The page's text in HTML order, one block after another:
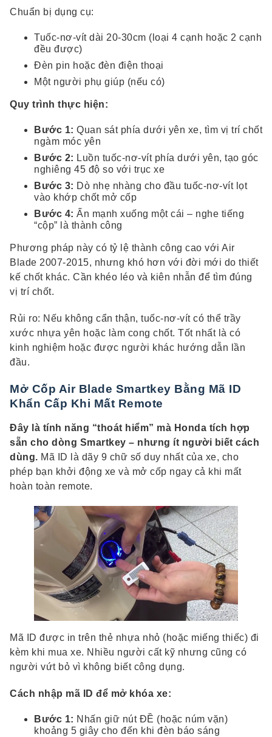
Chuẩn bị dụng cụ:
Tuốc-nơ-vít dài 20-30cm (loại 4 cạnh hoặc 2 cạnh
đều được)
Đèn pin hoặc đèn điện thoại
Một người phụ giúp (nếu có)
Quy trình thực hiện:
Bước 1: Quan sát phía dưới yên xe, tìm vị trí chốt
ngàm móc yên
Bước 2: Luồn tuốc-nơ-vít phía dưới yên, tạo góc
nghiêng 45 độ so với trục xe
Bước 3: Dò nhẹ nhàng cho đầu tuốc-nơ-vít lọt
vào khớp chốt mở cốp
Bước 4: Ấn mạnh xuống một cái – nghe tiếng
“cộp” là thành công
Phương pháp này có tỷ lệ thành công cao với Air
Blade 2007-2015, nhưng khó hơn với đời mới do thiết
kế chốt khác. Cần khéo léo và kiên nhẫn để tìm đúng
vị trí chốt.
Rủi ro: Nếu không cẩn thận, tuốc-nơ-vít có thể trầy
xước nhựa yên hoặc làm cong chốt. Tốt nhất là có
kinh nghiệm hoặc được người khác hướng dẫn lần
đầu.
Mở Cốp Air Blade Smartkey Bằng Mã ID
Khẩn Cấp Khi Mất Remote
Đây là tính năng “thoát hiểm” mà Honda tích hợp
sẵn cho dòng Smartkey – nhưng ít người biết cách
dùng. Mã ID là dãy 9 chữ số duy nhất của xe, cho
phép bạn khởi động xe và mở cốp ngay cả khi mất
hoàn toàn remote.
Mã ID được in trên thẻ nhựa nhỏ (hoặc miếng thiếc) đi
kèm khi mua xe. Nhiều người cất kỹ nhưng cũng có
người vứt bỏ vì không biết công dụng.
Cách nhập mã ID để mở khóa xe:
Bước 1: Nhấn giữ nút ĐỀ (hoặc núm vặn)
khoảng 5 giây cho đến khi đèn báo sáng